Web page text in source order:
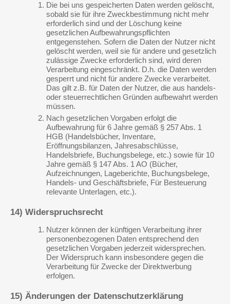
Die bei uns gespeicherten Daten werden gelöscht,
sobald sie für ihre Zweckbestimmung nicht mehr
erforderlich sind und der Löschung keine
gesetzlichen Aufbewahrungspflichten
entgegenstehen. Sofern die Daten der Nutzer nicht
gelöscht werden, weil sie für andere und gesetzlich
zulässige Zwecke erforderlich sind, wird deren
Verarbeitung eingeschränkt. D.h. die Daten werden
gesperrt und nicht für andere Zwecke verarbeitet.
Das gilt z.B. für Daten der Nutzer, die aus handels-
oder steuerrechtlichen Gründen aufbewahrt werden
müssen.
Nach gesetzlichen Vorgaben erfolgt die
Aufbewahrung für 6 Jahre gemäß § 257 Abs. 1
HGB (Handelsbücher, Inventare,
Eröffnungsbilanzen, Jahresabschlüsse,
Handelsbriefe, Buchungsbelege, etc.) sowie für 10
Jahre gemäß § 147 Abs. 1 AO (Bücher,
Aufzeichnungen, Lageberichte, Buchungsbelege,
Handels- und Geschäftsbriefe, Für Besteuerung
relevante Unterlagen, etc.).
14) Widerspruchsrecht
Nutzer können der künftigen Verarbeitung ihrer
personenbezogenen Daten entsprechend den
gesetzlichen Vorgaben jederzeit widersprechen.
Der Widerspruch kann insbesondere gegen die
Verarbeitung für Zwecke der Direktwerbung
erfolgen.
15) Änderungen der Datenschutzerklärung